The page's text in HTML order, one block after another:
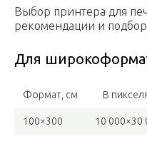
Выбор принтера для
рекомендации и
Для
Формат, см В
100×300 10 000×30